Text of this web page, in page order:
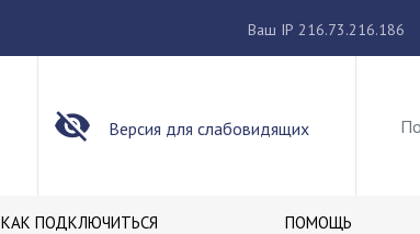
Ваш IP 216.73.216.186
Версия для слабовидящих
КАК ПОДКЛЮЧИТЬСЯ ПОМОЩЬ